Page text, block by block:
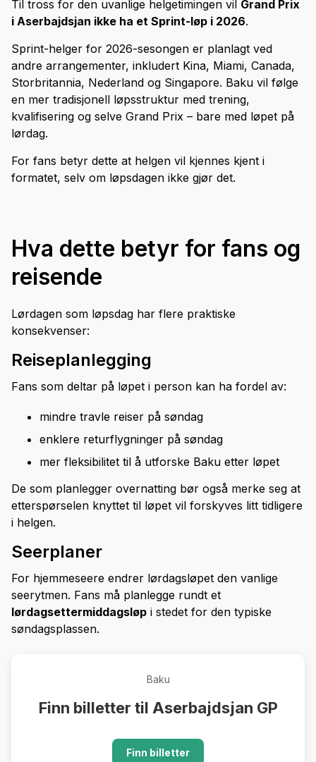
Til tross for den uvanlige helgetimingen vil Grand Prix
i Aserbajdsjan ikke ha et Sprint-løp i 2026.
Sprint-helger for 2026-sesongen er planlagt ved
andre arrangementer, inkludert Kina, Miami, Canada,
Storbritannia, Nederland og Singapore. Baku vil følge
en mer tradisjonell løpsstruktur med trening,
kvalifisering og selve Grand Prix – bare med løpet på
lørdag.
For fans betyr dette at helgen vil kjennes kjent i
formatet, selv om løpsdagen ikke gjør det.
Hva dette betyr for fans og
reisende
Lørdagen som løpsdag har flere praktiske
konsekvenser:
Reiseplanlegging
Fans som deltar på løpet i person kan ha fordel av:
mindre travle reiser på søndag
enklere returflygninger på søndag
mer fleksibilitet til å utforske Baku etter løpet
De som planlegger overnatting bør også merke seg at
etterspørselen knyttet til løpet vil forskyves litt tidligere
i helgen.
Seerplaner
For hjemmeseere endrer lørdagsløpet den vanlige
seerytmen. Fans må planlegge rundt et
lørdagsettermiddagsløp i stedet for den typiske
søndagsplassen.
Baku
Finn billetter til Aserbajdsjan GP
Finn billetter